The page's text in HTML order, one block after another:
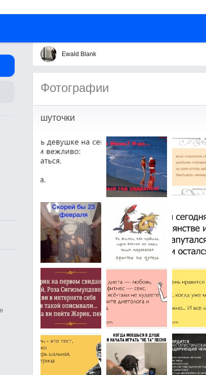
Ewald Blank
Фотографии
шуточки